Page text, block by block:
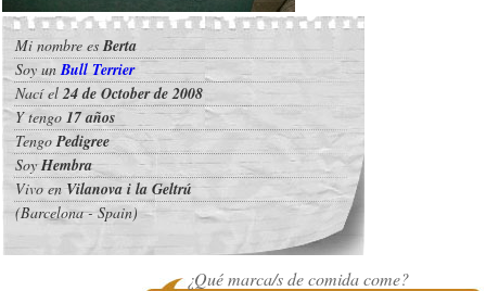
Mi nombre esBerta
Soy unBull Terrier
Nací el24 de October de 2008
Y tengo 17 años
TengoPedigree
SoyHembra
Vivo enVilanova i la Geltrú
(Barcelona - Spain)
¿Qué marca/s de comida come?